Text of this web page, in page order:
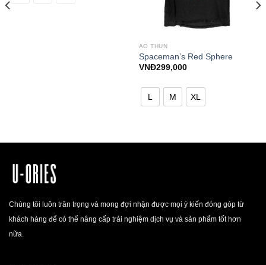
ÁO THUN
Spaceman’s Red Sphere
VNĐ299,000
L M XL
Chúng tôi luôn trân trọng và mong đợi nhận được mọi ý kiến đóng góp từ
khách hàng để có thể nâng cấp trải nghiệm dịch vụ và sản phẩm tốt hơn
nữa.